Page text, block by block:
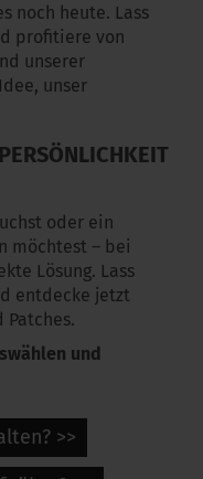
noch heute. Lass
profitiere von
unserer
unser
oder ein
möchtest – bei
Lösung. Lass
entdecke jetzt
Patches.
und
>>